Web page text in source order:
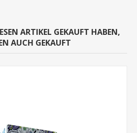
ARTIKEL GEKAUFT HABEN,
AUCH GEKAUFT